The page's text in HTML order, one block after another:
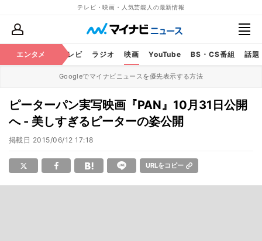
テレビ・映画・人気芸能人の最新情報
エンタメ
芸能 テレビ ラジオ 映画 YouTube BS・CS番組 話題
Googleでマイナビニュースを優先表示する方法
ピーターパン実写映画『PAN』10月31日公開
へ - 美しすぎるピーターの姿公開
掲載日 2015/06/12 17:18
URLをコピー